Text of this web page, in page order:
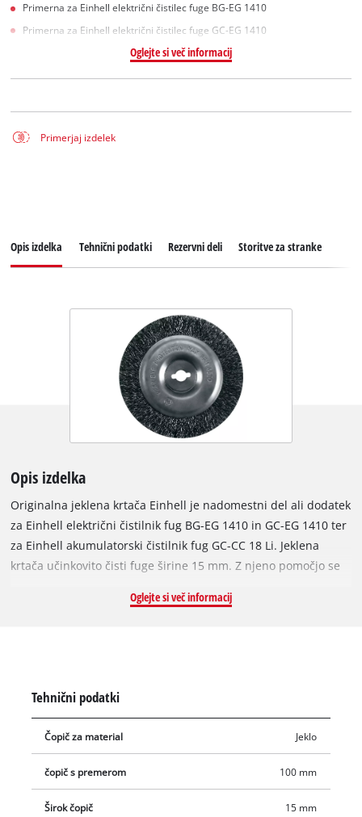
Primerna za Einhell električni čistilec fuge BG-EG 1410
Primerna za Einhell električni čistilec fuge GC-EG 1410
Oglejte si več informacij
Primerjaj izdelek
Opis izdelka Tehnični podatki Rezervni deli Storitve za stranke
Opis izdelka
Originalna jeklena krtača Einhell je nadomestni del ali dodatek
za Einhell električni čistilnik fug BG-EG 1410 in GC-EG 1410 ter
za Einhell akumulatorski čistilnik fug GC-CC 18 Li. Jeklena
krtača učinkovito čisti fuge širine 15 mm. Z njeno pomočjo se
usedline, lišaji in mah med ploščicami in tlakovci. Dovoz in
Oglejte si več informacij
Tehnični podatki
Čopič za material Jeklo
čopič s premerom 100 mm
Širok čopič 15 mm